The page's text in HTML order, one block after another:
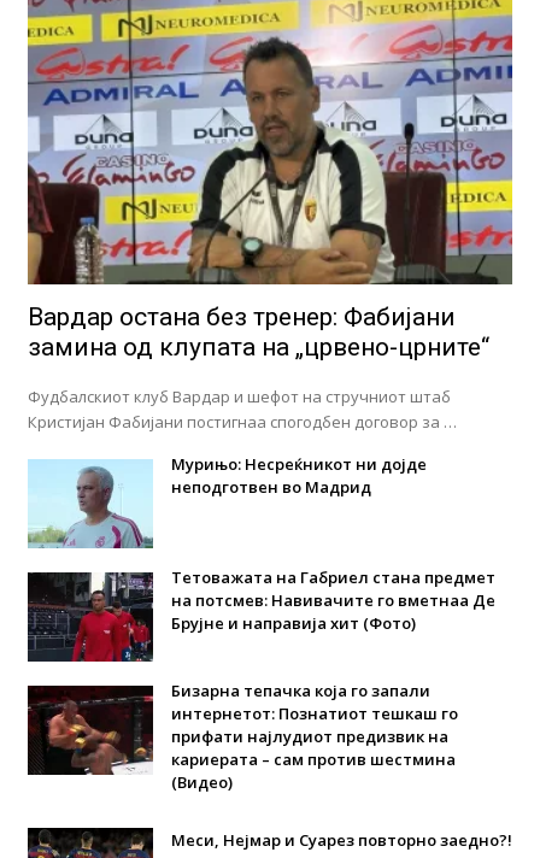
Вардар остана без тренер: Фабијани
замина од клупата на „црвено-црните“
Фудбалскиот клуб Вардар и шефот на стручниот штаб
Кристијан Фабијани постигнаа спогодбен договор за …
Мурињо: Несреќникот ни дојде
неподготвен во Мадрид
Тетоважата на Габриел стана предмет
на потсмев: Навивачите го вметнаа Де
Брујне и направија хит (Фото)
Бизарна тепачка која го запали
интернетот: Познатиот тешкаш го
прифати најлудиот предизвик на
кариерата – сам против шестмина
(Видео)
Меси, Нејмар и Суарез повторно заедно?!